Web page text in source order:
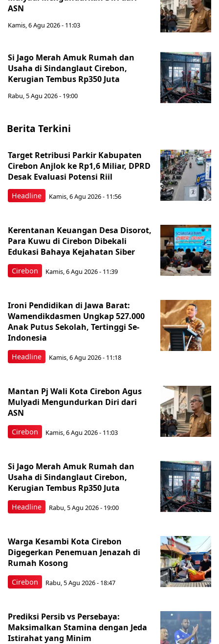
ASN
Kamis, 6 Agu 2026 - 11:03
Si Jago Merah Amuk Rumah dan
Usaha di Sindanglaut Cirebon,
Kerugian Tembus Rp350 Juta
Rabu, 5 Agu 2026 - 19:00
Berita Terkini
Headline
Target Retribusi Parkir Kabupaten
Cirebon Anjlok ke Rp1,6 Miliar, DPRD
Desak Evaluasi Potensi Riil
Kamis, 6 Agu 2026 - 11:56
Cirebon
Kerentanan Keuangan Desa Disorot,
Para Kuwu di Cirebon Dibekali
Edukasi Bahaya Kejahatan Siber
Kamis, 6 Agu 2026 - 11:39
Headline
Ironi Pendidikan di Jawa Barat:
Wamendikdasmen Ungkap 527.000
Anak Putus Sekolah, Tertinggi Se-
Indonesia
Kamis, 6 Agu 2026 - 11:18
Cirebon
Mantan Pj Wali Kota Cirebon Agus
Mulyadi Mengundurkan Diri dari
ASN
Kamis, 6 Agu 2026 - 11:03
Headline
Si Jago Merah Amuk Rumah dan
Usaha di Sindanglaut Cirebon,
Kerugian Tembus Rp350 Juta
Rabu, 5 Agu 2026 - 19:00
Cirebon
Warga Kesambi Kota Cirebon
Digegerkan Penemuan Jenazah di
Rumah Kosong
Rabu, 5 Agu 2026 - 18:47
Prediksi Persib vs Persebaya:
Maksimalkan Stamina dengan Jeda
Istirahat yang Minim